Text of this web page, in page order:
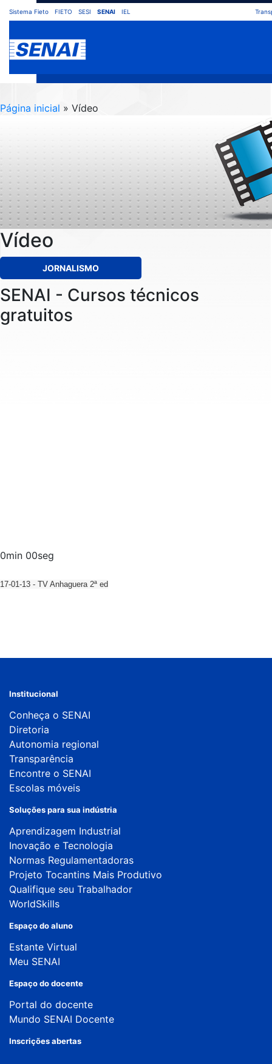
Sistema Fieto FIETO SESI SENAI IEL
Página inicial » Vídeo
Vídeo
JORNALISMO
SENAI - Cursos técnicos
gratuitos
0min 00seg
17-01-13 - TV Anhaguera 2ª ed
Institucional
Conheça o SENAI
Diretoria
Autonomia regional
Transparência
Encontre o SENAI
Escolas móveis
Soluções para sua indústria
Aprendizagem Industrial
Inovação e Tecnologia
Normas Regulamentadoras
Projeto Tocantins Mais Produtivo
Qualifique seu Trabalhador
WorldSkills
Espaço do aluno
Estante Virtual
Meu SENAI
Espaço do docente
Portal do docente
Mundo SENAI Docente
Inscrições abertas